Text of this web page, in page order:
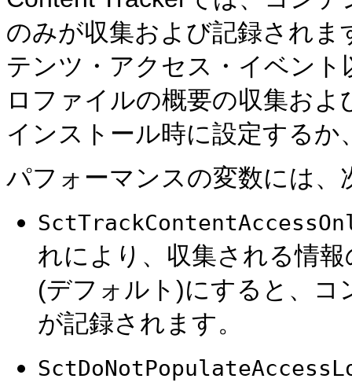
のみが収集および記録され
テンツ・アクセス・イベン
ロファイルの概要の収集お
インストール時に設定する
パフォーマンスの変数には
れにより、収集される情
(デフォルト)にすると、
が記録されます。